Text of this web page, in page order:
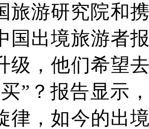
研究院和携
国出境旅游者
级，他们希望
”？报告显示
律，如今的出